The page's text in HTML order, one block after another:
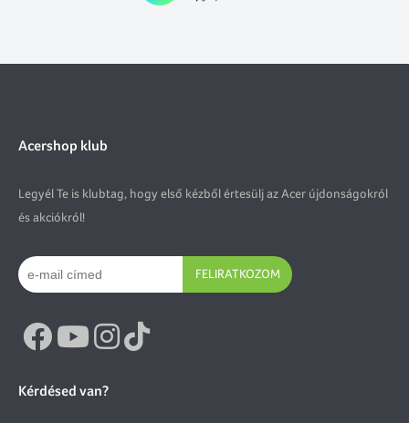
Acershop klub
Legyél Te is klubtag, hogy első kézből értesülj az Acer újdonságokról
és akciókról!
FELIRATKOZOM
Kérdésed van?